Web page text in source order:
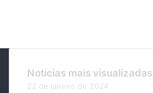
Notícias mais visualizadas
22 de janeiro de 2024